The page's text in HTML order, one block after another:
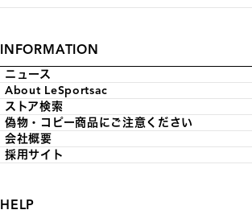
INFORMATION
ニュース
About LeSportsac
ストア検索
偽物・コピー商品にご注意ください
会社概要
採用サイト
HELP